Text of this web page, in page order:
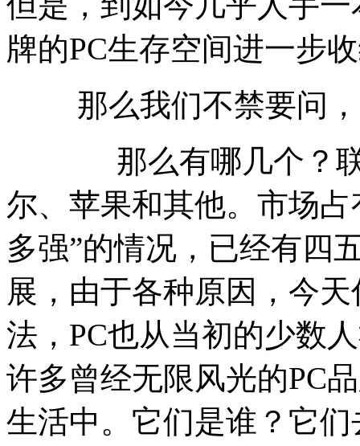
牌的PC生存空间进一步
那么我们不禁要问，
那么有哪几个？联
尔、苹果和其他。市场
多强”的情况，已经有四
展，由于各种原因，今
法，PC也从当初的少数
许多曾经无限风光的PC
生活中。它们是谁？它